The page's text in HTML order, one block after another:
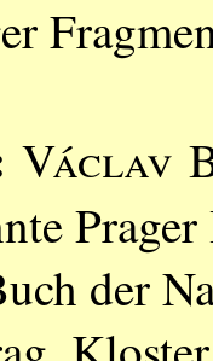
Václav
der